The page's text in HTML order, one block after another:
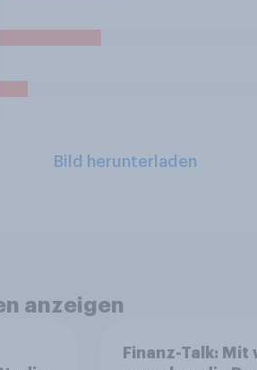
Bild herunterladen
anzeigen
Finanz-Talk: Mit